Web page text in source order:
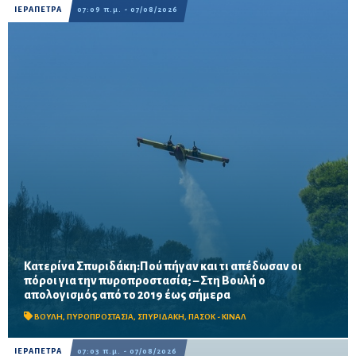
ΙΕΡΑΠΕΤΡΑ 07:09 π.μ. - 07/08/2026
Κατερίνα Σπυριδάκη:Πού πήγαν και τι απέδωσαν οι
πόροι για την πυροπροστασία; – Στη Βουλή ο
απολογισμός από το 2019 έως σήμερα
ΒΟΥΛΗ, ΠΥΡΟΠΡΟΣΤΑΣΙΑ, ΣΠΥΡΙΔΑΚΗ, ΠΑΣΟΚ - ΚΙΝΑΛ
Το ΠΑΣΟΚ ζητά πλήρη απολογισμό των χρηματοδοτήσεων από
το 2019, στοιχεία για τα προγράμματα «ΑΙΓΙΣ» και AntiNero,
καθώς και απαντήσεις για προσωπικό, οχήματα, ε...
ΙΕΡΑΠΕΤΡΑ 07:03 π.μ. - 07/08/2026